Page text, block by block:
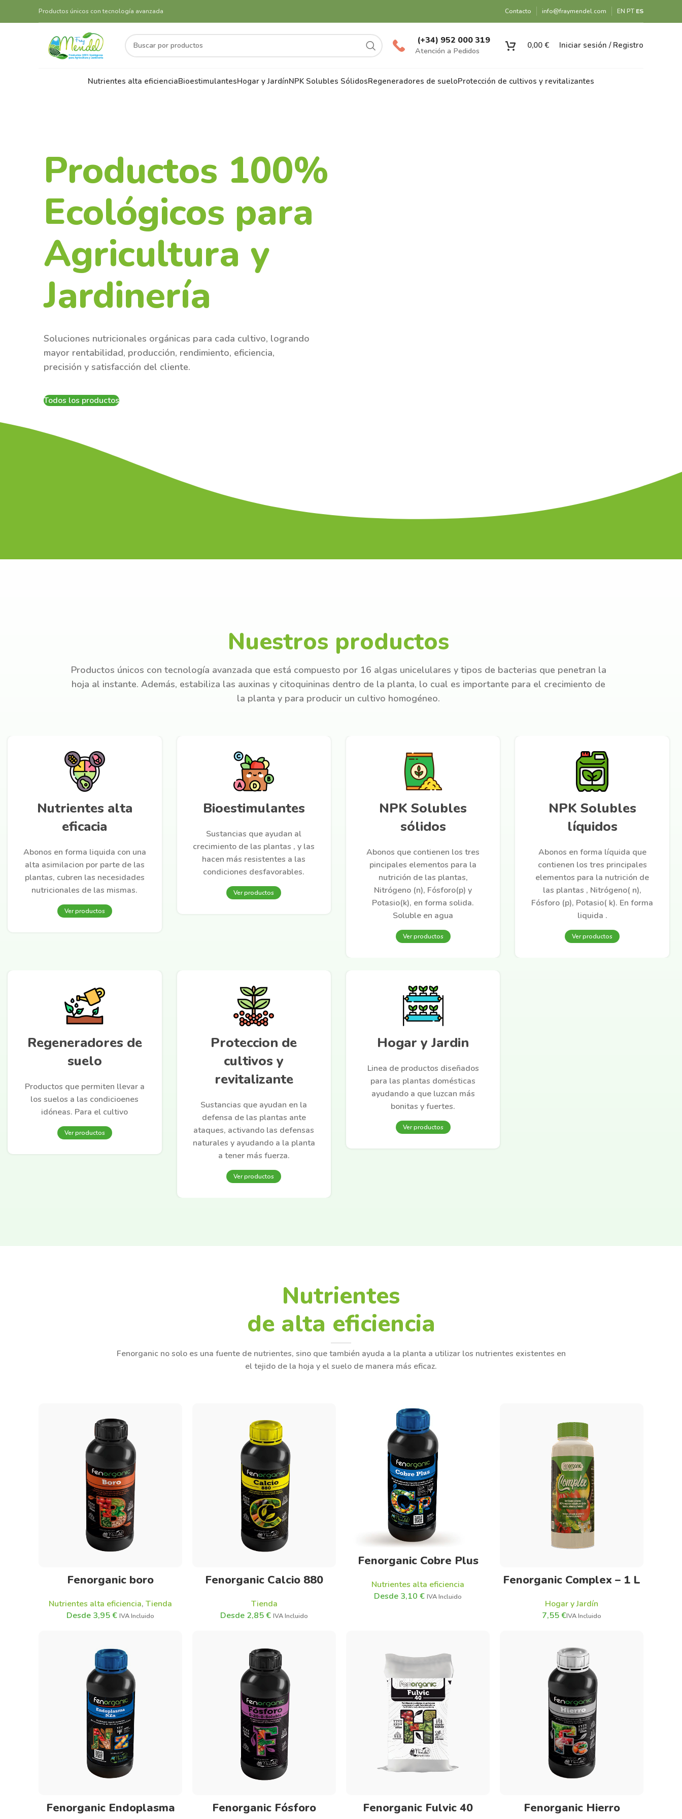
Productos únicos con tecnología avanzada Contacto info@fraymendel.com EN PT ES
(+34) 952 000 319
Atención a Pedidos
0,00 € Iniciar sesión / Registro
Nutrientes alta eficienciaBioestimulantesHogar y JardínNPK Solubles SólidosRegeneradores de sueloProtección de cultivos y revitalizantes
Productos 100%
Ecológicos para
Agricultura y
Jardinería
Soluciones nutricionales orgánicas para cada cultivo, logrando
mayor rentabilidad, producción, rendimiento, eficiencia,
precisión y satisfacción del cliente.
Todos los productos
Nuestros productos
Productos únicos con tecnología avanzada que está compuesto por 16 algas unicelulares y tipos de bacterias que penetran la
hoja al instante. Además, estabiliza las auxinas y citoquininas dentro de la planta, lo cual es importante para el crecimiento de
la planta y para producir un cultivo homogéneo.
Nutrientes alta
eficacia
Abonos en forma liquida con una
alta asimilacion por parte de las
plantas, cubren las necesidades
nutricionales de las mismas.
Ver productos
Bioestimulantes
Sustancias que ayudan al
crecimiento de las plantas , y las
hacen más resistentes a las
condiciones desfavorables.
Ver productos
NPK Solubles
sólidos
Abonos que contienen los tres
pincipales elementos para la
nutrición de las plantas,
Nitrógeno (n), Fósforo(p) y
Potasio(k), en forma solida.
Soluble en agua
Ver productos
NPK Solubles
líquidos
Abonos en forma líquida que
contienen los tres principales
elementos para la nutrición de
las plantas , Nitrógeno( n),
Fósforo (p), Potasio( k). En forma
liquida .
Ver productos
Regeneradores de
suelo
Productos que permiten llevar a
los suelos a las condicioenes
idóneas. Para el cultivo
Ver productos
Proteccion de
cultivos y
revitalizante
Sustancias que ayudan en la
defensa de las plantas ante
ataques, activando las defensas
naturales y ayudando a la planta
a tener más fuerza.
Ver productos
Hogar y Jardin
Linea de productos diseñados
para las plantas domésticas
ayudando a que luzcan más
bonitas y fuertes.
Ver productos
Nutrientes
de alta eficiencia
Fenorganic no solo es una fuente de nutrientes, sino que también ayuda a la planta a utilizar los nutrientes existentes en
el tejido de la hoja y el suelo de manera más eficaz.
Fenorganic boro
Nutrientes alta eficiencia, Tienda
3,95€
Fenorganic Calcio 880
Tienda
2,85€
Fenorganic Cobre Plus
Nutrientes alta eficiencia
3,10 €
Fenorganic Complex – 1 L
Hogar y Jardín
€
Fenorganic Endoplasma
Fenorganic Fósforo Fenorganic Fulvic 40 Fenorganic Hierro